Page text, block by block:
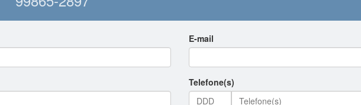
E-mail
Telefone(s)